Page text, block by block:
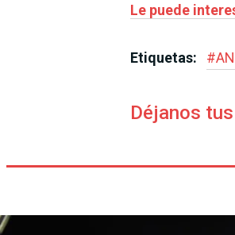
Le puede
Etiquetas: #
Déjanos